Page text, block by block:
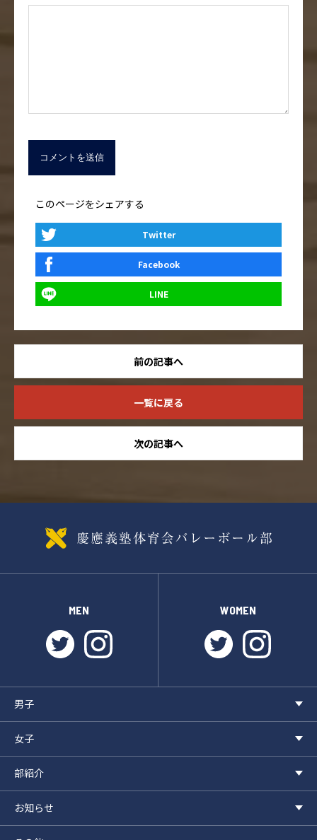
このページをシェアする
Twitter
Facebook
LINE
前の記事へ
一覧に戻る
次の記事へ
MEN
twitterinstagram
WOMEN
twitter
男子
女子
部紹介
お知らせ